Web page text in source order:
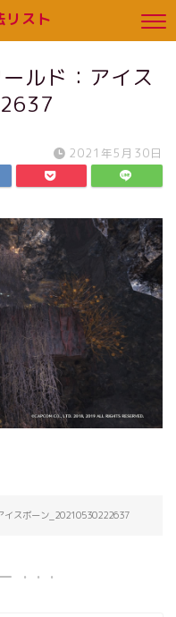
リスト
ルド：アイス
2021年5月30日
イスボーン_20210530222637